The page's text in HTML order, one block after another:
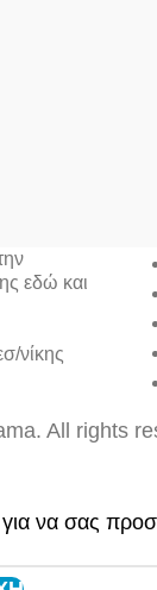
εδώ και
νίκης
All rights
να σας